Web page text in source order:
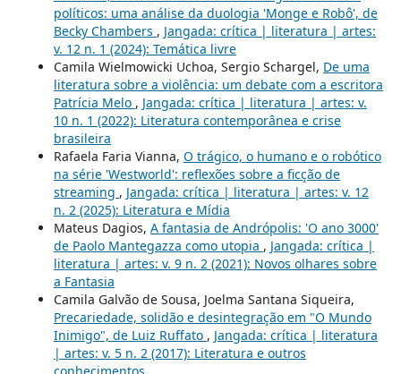
políticos: uma análise da duologia 'Monge e Robô', de
Becky Chambers , Jangada: crítica | literatura | artes:
v. 12 n. 1 (2024): Temática livre
Camila Wielmowicki Uchoa, Sergio Schargel, De uma
literatura sobre a violência: um debate com a escritora
Patrícia Melo , Jangada: crítica | literatura | artes: v.
10 n. 1 (2022): Literatura contemporânea e crise
brasileira
Rafaela Faria Vianna, O trágico, o humano e o robótico
na série 'Westworld': reflexões sobre a ficção de
streaming , Jangada: crítica | literatura | artes: v. 12
n. 2 (2025): Literatura e Mídia
Mateus Dagios, A fantasia de Andrópolis: 'O ano 3000'
de Paolo Mantegazza como utopia , Jangada: crítica |
literatura | artes: v. 9 n. 2 (2021): Novos olhares sobre
a Fantasia
Camila Galvão de Sousa, Joelma Santana Siqueira,
Precariedade, solidão e desintegração em "O Mundo
Inimigo", de Luiz Ruffato , Jangada: crítica | literatura
| artes: v. 5 n. 2 (2017): Literatura e outros